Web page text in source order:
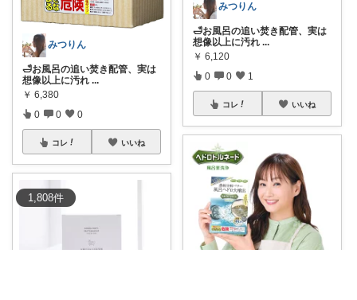
1,808件
みつりん
🛁お風呂の追い焚き配管、実は
想像以上に汚れ ...
￥ 6,380
0 0 0
コレ いいね
みつりん
🛁お風呂の追い焚き配管、実は
想像以上に汚れ ...
￥ 6,120
0 0 1
コレ いいね